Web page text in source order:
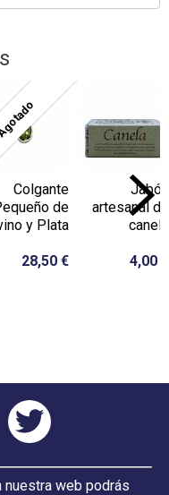
Colgante
de
y Plata
28,50 €
Jabón
artesanal de
canela
4,00 €
nuestra web podrás